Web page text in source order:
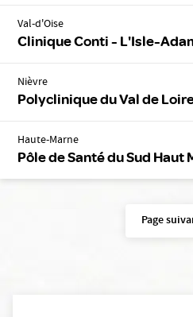
Val-d'Oise
Clinique Conti - L'Isle-
Nièvre
Polyclinique du Val de
Haute-Marne
Pôle de Santé du Sud
Page